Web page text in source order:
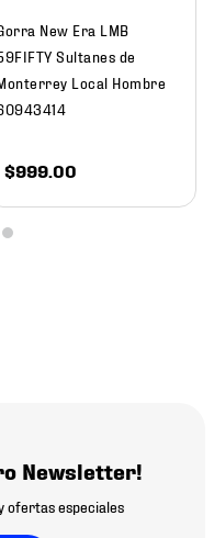
New Era LMB
Sultanes de
Local Hombre
$999 00
Newsletter!
ofertas especiales